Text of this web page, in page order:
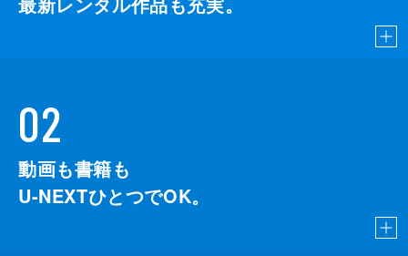
02
動画も書籍も
U-NEXTひとつでOK。